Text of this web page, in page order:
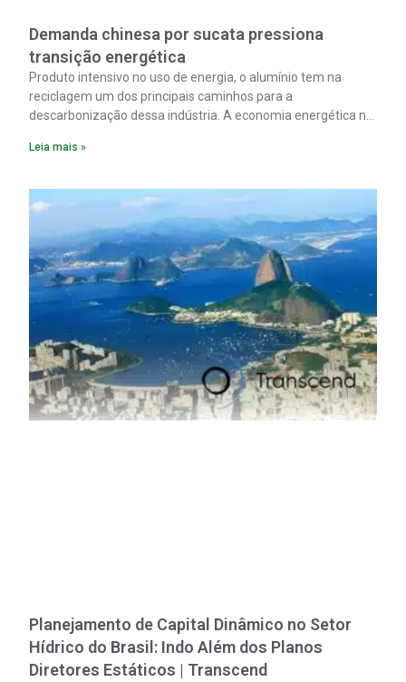
Demanda chinesa por sucata pressiona
transição energética
Produto intensivo no uso de energia, o alumínio tem na
reciclagem um dos principais caminhos para a
descarbonização dessa indústria. A economia energética na
material. A produção de um alumínio mais limpo, no entanto,
insumo, a sucata, devido, sobretudo, ao interesse chinês
pela matéria-prima.
Leia mais »
Planejamento de Capital Dinâmico no Setor
Hídrico do Brasil: Indo Além dos Planos
Diretores Estáticos | Transcend